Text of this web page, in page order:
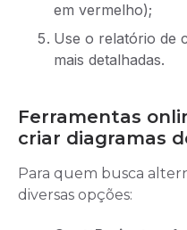
em vermelho);
Use o relatório de
mais detalhadas.
Ferramentas
criar diagramas
Para quem busca
diversas opções: